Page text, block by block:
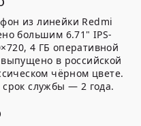
из линейки Redmi
большим 6.71" IPS-
4 ГБ оперативной
в российской
чёрном цвете.
службы — 2 года.